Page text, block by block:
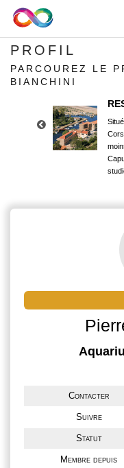
PROFIL
PARCOUREZ LE
BIANCHINI
Contacter
Suivre
Statut
Membre depuis